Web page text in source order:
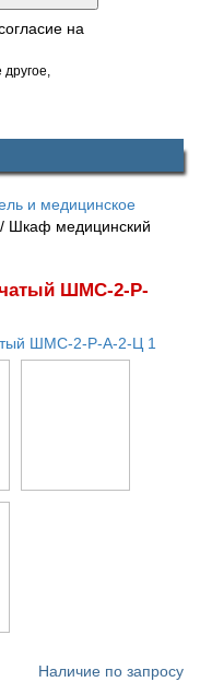
на
и медицинское
Шкаф медицинский
ШМС-2-Р-
Наличие по запросу